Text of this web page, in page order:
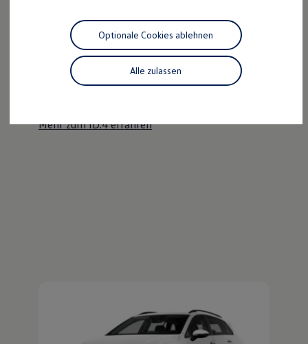
Motorenöl und Flüssigkeiten
Räder und Reifen
Pannen- und Unfallhilfe
Economy Service
Volkswagen Teile
Zubehör
Entertainment und Elektronik
Live Beratung
Der ID.4
Kraftvoll wie ein SUV, nachhaltig wie ein ID.
Mehr zum ID.4 erfahren
Alle zulassen
Optionale Cookies ablehnen